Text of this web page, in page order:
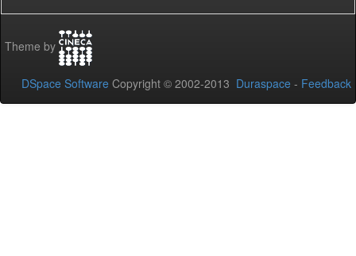
Theme by
DSpace Software Copyright © 2002-2013 Duraspace - Feedback